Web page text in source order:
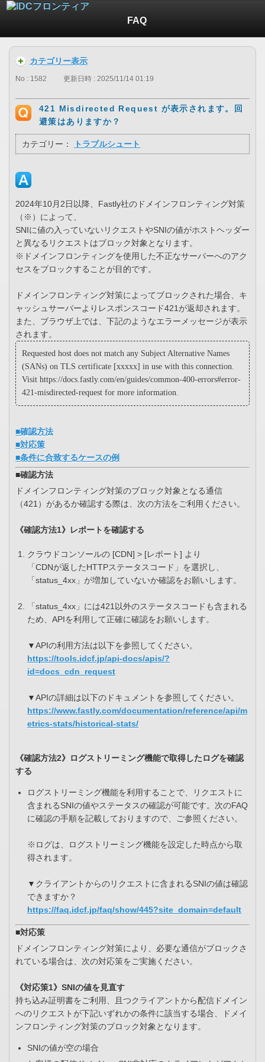
FAQ
カテゴリー表示
No : 1582 更新日時 : 2025/11/14 01:19
421 Misdirected Request が表示されます。回
避策はありますか？
カテゴリー： トラブルシュート
2024年10月2日以降、Fastly社のドメインフロンティング対策
（※）によって、
SNIに値の入っていないリクエストやSNIの値がホストヘッダー
と異なるリクエストはブロック対象となります。
※ドメインフロンティングを使用した不正なサーバーへのアク
セスをブロックすることが目的です。
ドメインフロンティング対策によってブロックされた場合、キ
ャッシュサーバーよりレスポンスコード421が返却されます。
また、ブラウザ上では、下記のようなエラーメッセージが表示
されます。
Requested host does not match any Subject Alternative Names
(SANs) on TLS certificate [xxxxx] in use with this connection.
Visit https://docs.fastly.com/en/guides/common-400-errors#error-
421-misdirected-request for more information.
■確認方法
■対応策
■条件に合致するケースの例
■確認方法
ドメインフロンティング対策のブロック対象となる通信
（421）があるか確認する際は、次の方法をご利用ください。
《確認方法1》レポートを確認する
クラウドコンソールの [CDN] > [レポート] より
「CDNが返したHTTPステータスコード」を選択し、
「status_4xx」が増加していないか確認をお願いします。
「status_4xx」には421以外のステータスコードも含まれる
ため、APIを利用して正確に確認をお願いします。
▼APIの利用方法は以下を参照してください。
https://tools.idcf.jp/api-docs/apis/?
id=docs_cdn_request
▼APIの詳細は以下のドキュメントを参照してください。
https://www.fastly.com/documentation/reference/api/m
etrics-stats/historical-stats/
《確認方法2》ログストリーミング機能で取得したログを確認
する
ログストリーミング機能を利用することで、リクエストに
含まれるSNIの値やステータスの確認が可能です。次のFAQ
に確認の手順を記載しておりますので、ご参照ください。
※ログは、ログストリーミング機能を設定した時点から取
得されます。
▼クライアントからのリクエストに含まれるSNIの値は確認
できますか？
https://faq.idcf.jp/faq/show/445?site_domain=default
■対応策
ドメインフロンティング対策により、必要な通信がブロックさ
れている場合は、次の対応策をご実施ください。
《対応策1》SNIの値を見直す
持ち込み証明書をご利用、且つクライアントから配信ドメイン
へのリクエストが下記いずれかの条件に該当する場合、ドメイ
ンフロンティング対策のブロック対象となります。
SNIの値が空の場合